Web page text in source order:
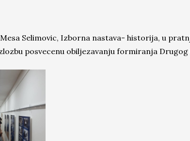
Selimovic, Izborna nastava- historija, u
posvecenu obiljezavanju formiranja Drugog